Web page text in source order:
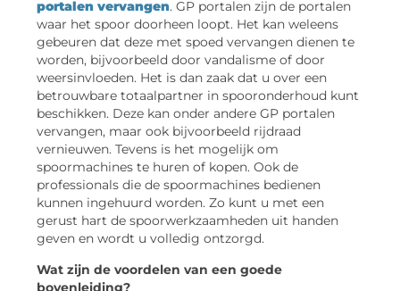
portalen vervangen. GP portalen zijn de portalen
waar het spoor doorheen loopt. Het kan weleens
gebeuren dat deze met spoed vervangen dienen te
worden, bijvoorbeeld door vandalisme of door
weersinvloeden. Het is dan zaak dat u over een
betrouwbare totaalpartner in spooronderhoud kunt
beschikken. Deze kan onder andere GP portalen
vervangen, maar ook bijvoorbeeld rijdraad
vernieuwen. Tevens is het mogelijk om
spoormachines te huren of kopen. Ook de
professionals die de spoormachines bedienen
kunnen ingehuurd worden. Zo kunt u met een
gerust hart de spoorwerkzaamheden uit handen
geven en wordt u volledig ontzorgd.
Wat zijn de voordelen van een goede
bovenleiding?